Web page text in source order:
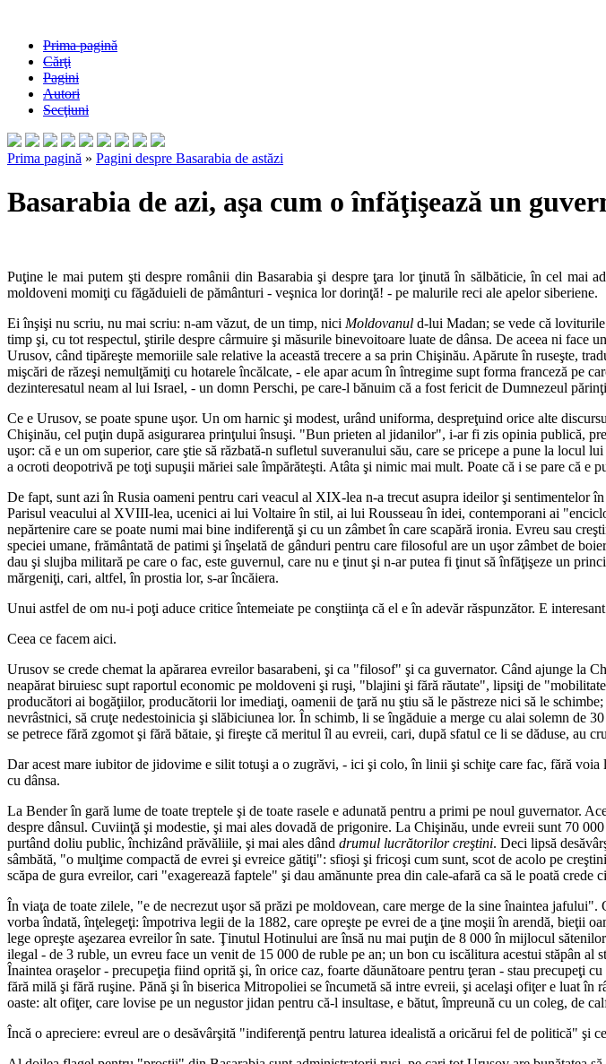
Prima pagină
Cărţi
Pagini
Autori
Secţiuni
Prima pagină » Pagini despre Basarabia de astăzi
Basarabia de azi, aşa cum o înfăţişează un
Puţine le mai putem şti despre românii din Basarabia şi despre ţara lor ţinută în sălbăticie, în cel
moldoveni momiţi cu făgăduieli de pământuri - veşnica lor dorinţă! - pe malurile reci ale apelor siberiene.
Ei înşişi nu scriu, nu mai scriu: n-am văzut, de un timp, nici Moldovanul d-lui Madan; se vede că
timp şi, cu tot respectul, ştirile despre cârmuire şi măsurile binevoitoare luate de dânsa. De aceea ni face
Urusov, când tipăreşte memoriile sale relative la această trecere a sa prin Chişinău. Apărute în ruseşte,
mişcări de răzeşi nemulţămiţi cu hotarele încălcate, - ele apar acum în întregime supt forma franceză pe
dezinteresatul neam al lui Israel, - un domn Perschi, pe care-l bănuim că a fost fericit de Dumnezeul
Ce e Urusov, se poate spune uşor. Un om harnic şi modest, urând uniforma, despreţuind orice alte
Chişinău, cel puţin după asigurarea prinţului însuşi. "Bun prieten al jidanilor", i-ar fi zis opinia publică,
uşor: că e un om superior, care ştie să răzbată-n sufletul suveranului său, care se pricepe a pune la locul
a ocroti deopotrivă pe toţi supuşii măriei sale împărăteşti. Atâta şi nimic mai mult. Poate că i se pare că e
De fapt, sunt azi în Rusia oameni pentru cari veacul al XIX-lea n-a trecut asupra ideilor şi
Parisul veacului al XVIII-lea, ucenici ai lui Voltaire în stil, ai lui Rousseau în idei, contemporani ai
nepărtenire care se poate numi mai bine indiferenţă şi cu un zâmbet în care scapără ironia. Evreu sau
speciei umane, frământată de patimi şi înşelată de gânduri pentru care filosoful are un uşor zâmbet de
dau şi slujba militară pe care o fac, este guvernul, care nu e ţinut şi n-ar putea fi ţinut să înfăţişeze un
mărgeniţi, cari, altfel, în prostia lor, s-ar încăiera.
Unui astfel de om nu-i poţi aduce critice întemeiate pe conştiinţa că el e în adevăr răspunzător. E
Ceea ce facem aici.
Urusov se crede chemat la apărarea evreilor basarabeni, şi ca "filosof" şi ca guvernator. Când ajunge la
neapărat biruiesc supt raportul economic pe moldoveni şi ruşi, "blajini şi fără răutate", lipsiţi de
producători ai bogăţiilor, producătorii lor imediaţi, oamenii de ţară nu ştiu să le păstreze nici să le
nevrâstnici, să cruţe nedestoinicia şi slăbiciunea lor. În schimb, li se îngăduie a merge cu alai solemn de
se petrece fără zgomot şi fără bătaie, şi fireşte că meritul îl au evreii, cari, după sfatul ce li se dăduse, au
Dar acest mare iubitor de jidovime e silit totuşi a o zugrăvi, - ici şi colo, în linii şi schiţe care fac, fără
cu dânsa.
La Bender în gară lume de toate treptele şi de toate rasele e adunată pentru a primi pe noul guvernator.
despre dânsul. Cuviinţă şi modestie, şi mai ales dovadă de prigonire. La Chişinău, unde evreii sunt 70
purtând doliu public, închizând prăvăliile, şi mai ales dând drumul lucrătorilor creştini. Deci lipsă
sâmbătă, "o mulţime compactă de evrei şi evreice gătiţi": sfioşi şi fricoşi cum sunt, scot de acolo pe
scăpa de gura evreilor, cari "exagerează faptele" şi dau amănunte prea din cale-afară ca să le poată
În viaţa de toate zilele, "e de necrezut uşor să prăzi pe moldovean, care merge de la sine înaintea
vorba îndată, înţelegeţi: împotriva legii de la 1882, care opreşte pe evrei de a ţine moşii în arendă, bieţii
lege opreşte aşezarea evreilor în sate. Ţinutul Hotinului are însă nu mai puţin de 8 000 în mijlocul
ilegal - de 3 ruble, un evreu face un venit de 15 000 de ruble pe an; un bon cu iscălitura acestui stăpân
Înaintea oraşelor - precupeţia fiind oprită şi, în orice caz, foarte dăunătoare pentru ţeran - stau precupeţi
fără milă şi fără ruşine. Pănă şi în biserica Mitropoliei se încumetă să intre evreii, şi acelaşi ofiţer e luat
oaste: alt ofiţer, care lovise pe un negustor jidan pentru că-l insultase, e bătut, împreună cu un coleg, de
Încă o apreciere: evreul are o desăvârşită "indiferenţă pentru laturea idealistă a oricărui fel de politică" şi